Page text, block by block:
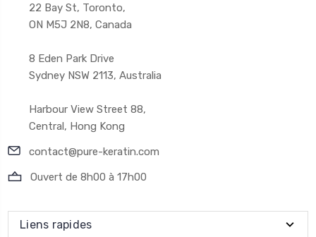
22 Bay St, Toronto,
ON M5J 2N8, Canada
8 Eden Park Drive
Sydney NSW 2113, Australia
Harbour View Street 88,
Central, Hong Kong
contact@pure-keratin.com
Ouvert de 8h00 à 17h00
Liens rapides